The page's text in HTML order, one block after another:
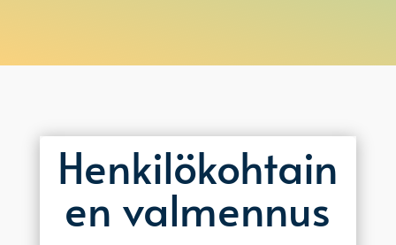
Henkilökohtain
en valmennus